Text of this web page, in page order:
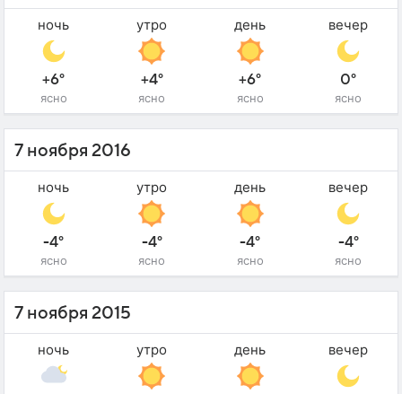
ночь
+6°
ясно
утро
+4°
ясно
день
+6°
ясно
вечер
0°
ясно
7 ноября 2016
ночь
-4°
ясно
утро
-4°
ясно
день
-4°
ясно
вечер
-4°
ясно
7 ноября 2015
ночь утро день вечер